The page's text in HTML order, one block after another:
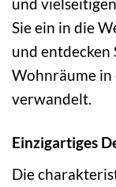
Sie ein in die
und entdecken
Wohnräume
verwandelt.
Einzigartiges
Die